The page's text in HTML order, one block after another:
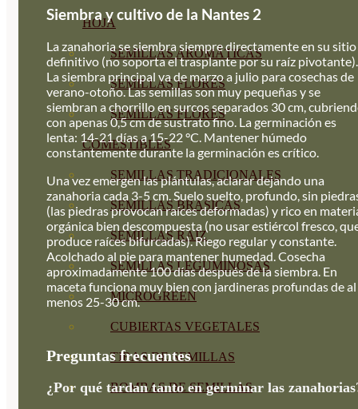
HOJA
SEMILLAS AROMÁTICAS
SEMILLAS FLORES
SEMILLAS FLORES
COMESTIBLES
SEMILLAS TRADICIONALES
SEMILLAS BRASICAS
SEMILLAS RAÍZ
SEMILLAS LEGUMINOSAS
MICROGREEN
CUBIERTAS VEGETALES
TIRAS DE SEMILLAS
BOMBAS DE SEMILLAS
Siembra y cultivo de la Nantes 2
La zanahoria se siembra siempre directamente en su sitio
definitivo (no soporta el trasplante por su raíz pivotante).
La siembra principal va de marzo a julio para cosechas de
verano-otoño. Las semillas son muy pequeñas y se
siembran a chorrillo en surcos separados 30 cm,
con apenas 0,5 cm de sustrato fino. La germinación es
lenta: 14-21 días a 15-22 °C. Mantener húmedo
constantemente durante la germinación es crítico.
Una vez emergen las plántulas, aclarar dejando una
zanahoria cada 3-5 cm. Suelo suelto, profundo, sin
(las piedras provocan raíces deformadas) y rico en
orgánica bien descompuesta (no usar estiércol fresco,
produce raíces bifurcadas). Riego regular y constante.
Acolchado al pie para mantener humedad. Cosecha
aproximadamente 100 días después de la siembra. En
maceta funciona muy bien con jardineras profundas de al
menos 25-30 cm.
Preguntas frecuentes
¿Por qué tardan tanto en germinar las